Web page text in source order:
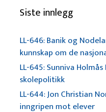
Siste innlegg
LL-646: Banik og
kunnskap om de
LL-645: Sunniva
skolepolitikk
LL-644: Jon Christian
inngripen mot elever